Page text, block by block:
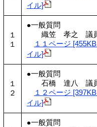
イル]
１
１
●一般質問
織笠 孝之 議
１１ページ
イル]
１
２
●一般質問
石橋 達八 議
１２ページ
イル]
●一般質問